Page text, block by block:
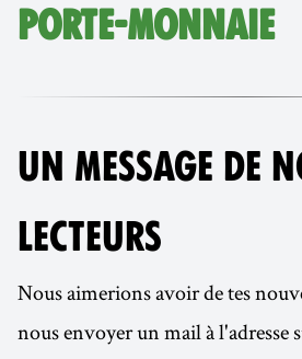
PORTE-MONNAIE
UN MESSAGE DE
LECTEURS
Nous aimerions avoir de tes
nous envoyer un mail à l'adresse